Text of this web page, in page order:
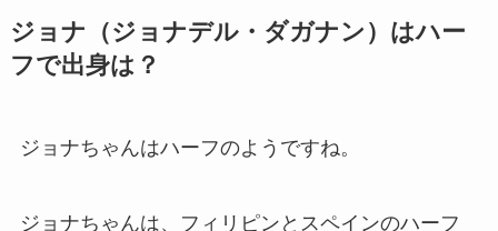
ジョナ（ジョナデル・ダガナン）はハー
フで出身は？
ジョナちゃんはハーフのようですね。
ジョナちゃんは、フィリピンとスペインのハーフ